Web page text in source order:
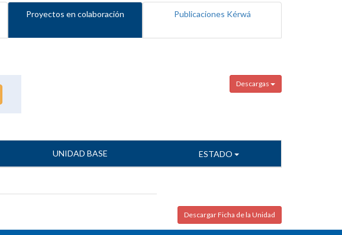
Proyectos en colaboración Publicaciones Kérwá
Descargas
UNIDAD BASE ESTADO
Descargar Ficha de la Unidad